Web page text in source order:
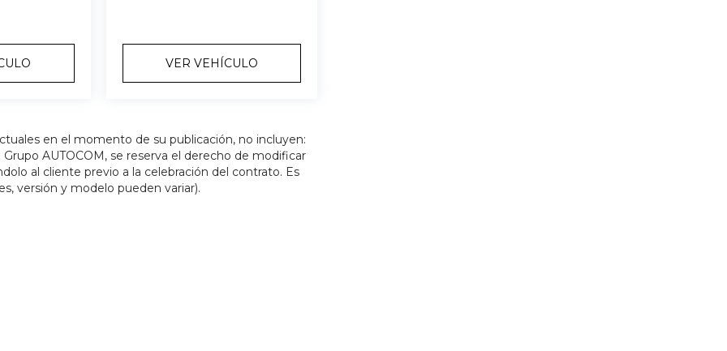
VER VEHÍCULO
en el momento de su publicación, no incluyen:
AUTOCOM, se reserva el derecho de modificar
al cliente previo a la celebración del contrato. Es
versión y modelo pueden variar).